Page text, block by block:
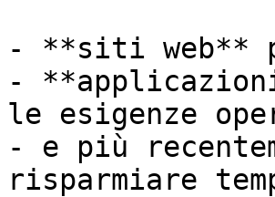
- **siti web**
-
le esigenze
- e più
risparmiare